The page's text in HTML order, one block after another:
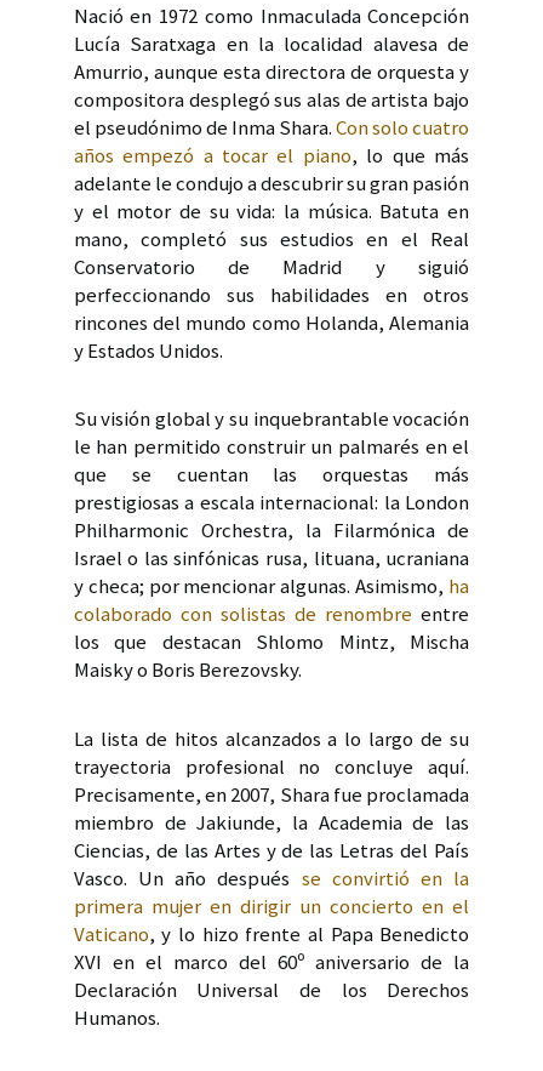
Nació en 1972 como Inmaculada Concepción
Lucía Saratxaga en la localidad alavesa de
Amurrio, aunque esta directora de orquesta y
compositora desplegó sus alas de artista bajo
el pseudónimo de Inma Shara.Con solo cuatro
años empezó a tocar el piano, lo que más
adelante le condujo a descubrir su gran pasión
y el motor de su vida: la música. Batuta en
mano, completó sus estudios en el Real
Conservatorio de Madrid y siguió
perfeccionando sus habilidades en otros
rincones del mundo como Holanda, Alemania
y Estados Unidos.
Su visión global y su inquebrantable vocación
le han permitido construir un palmarés en el
que se cuentan las orquestas más
prestigiosas a escala internacional: la London
Philharmonic Orchestra, la Filarmónica de
Israel o las sinfónicas rusa, lituana, ucraniana
y checa; por mencionar algunas. Asimismo, ha
colaborado con solistas de renombre entre
los que destacan Shlomo Mintz, Mischa
Maisky o Boris Berezovsky.
La lista de hitos alcanzados a lo largo de su
trayectoria profesional no concluye aquí.
Precisamente, en 2007, Shara fue proclamada
miembro de Jakiunde, la Academia de las
Ciencias, de las Artes y de las Letras del País
Vasco. Un año después se convirtió en la
primera mujer en dirigir un concierto en el
Vaticano, y lo hizo frente al Papa Benedicto
XVI en el marco del 60º aniversario de la
Declaración Universal de los Derechos
Humanos.